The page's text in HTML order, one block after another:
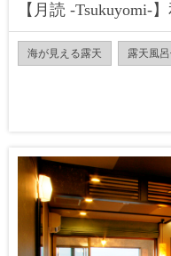
【月読 -Tsukuyomi-
海が見える露天 露天風